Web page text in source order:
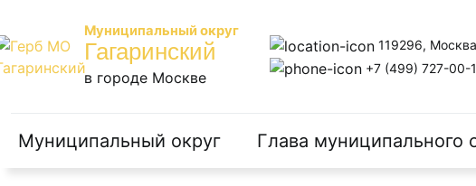
Муниципальный округ
Гагаринский
в городе Москве
119296,
+7 (499) 727-00-
Муниципальный округ Глава муниципального